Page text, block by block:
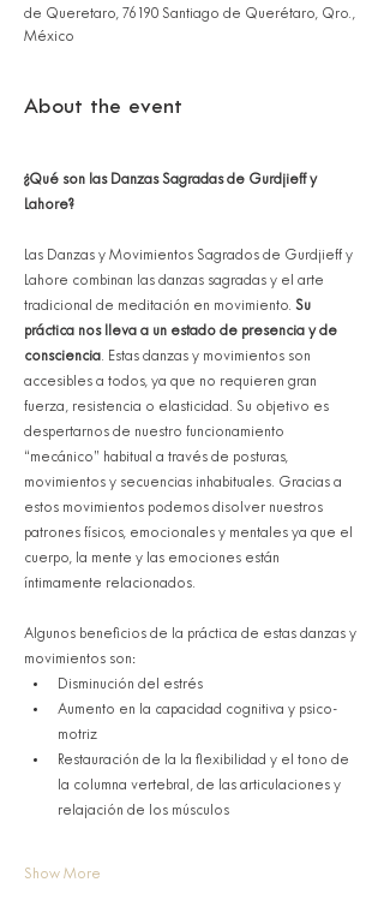
de Queretaro, 76190 Santiago de Querétaro, Qro.,
México
About the event
¿Qué son las Danzas Sagradas de Gurdjieff y
Lahore?
Las Danzas y Movimientos Sagrados de Gurdjieff y
Lahore combinan las danzas sagradas y el arte
tradicional de meditación en movimiento. Su
práctica nos lleva a un estado de presencia y de
consciencia. Estas danzas y movimientos son
accesibles a todos, ya que no requieren gran
fuerza, resistencia o elasticidad. Su objetivo es
despertarnos de nuestro funcionamiento
“mecánico” habitual a través de posturas,
movimientos y secuencias inhabituales. Gracias a
estos movimientos podemos disolver nuestros
patrones físicos, emocionales y mentales ya que el
cuerpo, la mente y las emociones están
íntimamente relacionados.
Algunos beneficios de la práctica de estas danzas y
movimientos son:
Disminución del estrés
Aumento en la capacidad cognitiva y psico-
motriz
Restauración de la la flexibilidad y el tono de
la columna vertebral, de las articulaciones y
relajación de los músculos
Show More